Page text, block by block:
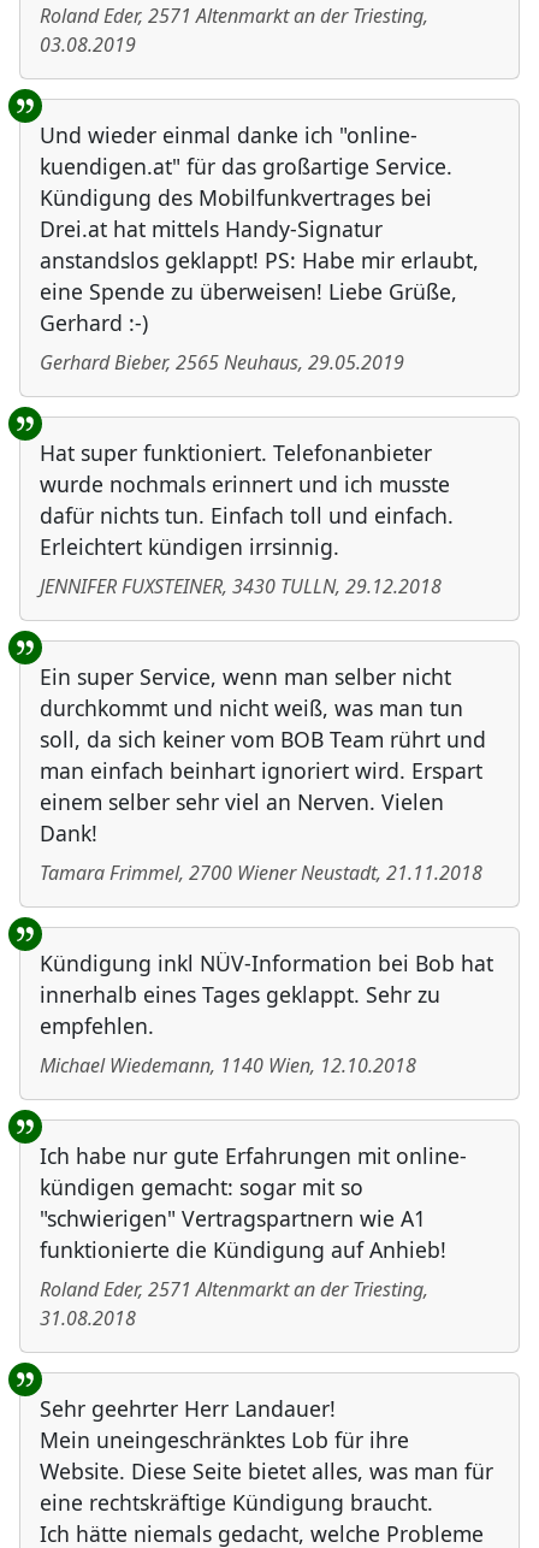
Roland Eder, 2571 Altenmarkt an der Triesting,
03.08.2019
Und wieder einmal danke ich "online-
kuendigen.at" für das großartige Service.
Kündigung des Mobilfunkvertrages bei
Drei.at hat mittels Handy-Signatur
anstandslos geklappt! PS: Habe mir erlaubt,
eine Spende zu überweisen! Liebe Grüße,
Gerhard :-)
Gerhard Bieber, 2565Neuhaus, 29.05.2019
Hat super funktioniert. Telefonanbieter
wurde nochmals erinnert und ich musste
dafür nichts tun. Einfach toll und einfach.
Erleichtert kündigen irrsinnig.
JENNIFER FUXSTEINER, 3430 TULLN, 29.12.2018
Ein super Service, wenn man selber nicht
durchkommt und nicht weiß, was man tun
soll, da sich keiner vom BOB Team rührt und
man einfach beinhart ignoriert wird. Erspart
einem selber sehr viel an Nerven. Vielen
Dank!
Tamara Frimmel, 2700 Wiener Neustadt, 21.11.2018
Kündigung inkl NÜV-Information bei Bob hat
innerhalb eines Tages geklappt. Sehr zu
empfehlen.
Michael Wiedemann, 1140 Wien, 12.10.2018
Ich habe nur gute Erfahrungen mit online-
kündigen gemacht: sogar mit so
"schwierigen" Vertragspartnern wie A1
funktionierte die Kündigung auf Anhieb!
Roland Eder, 2571 Altenmarkt an der Triesting,
31.08.2018
Sehr geehrter Herr Landauer!
Mein uneingeschränktes Lob für ihre
Website. Diese Seite bietet alles, was man für
eine rechtskräftige Kündigung braucht.
Ich hätte niemals gedacht, welche Probleme